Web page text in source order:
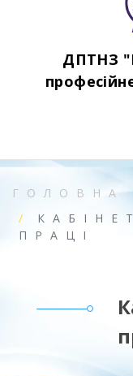
ДПТНЗ
ГОЛОВНА
ПРАЦІ